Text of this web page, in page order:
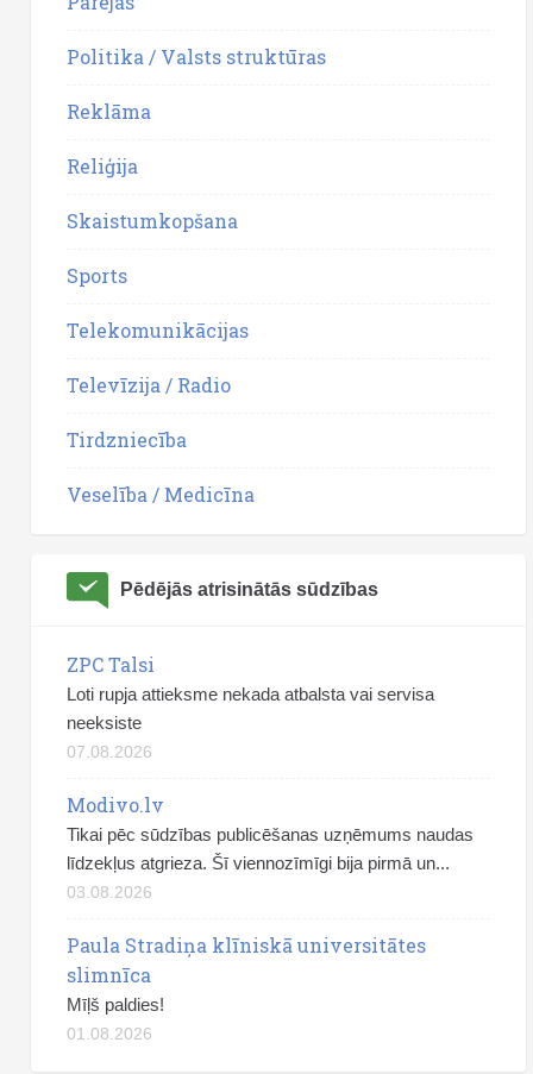
Politika / Valsts struktūras
Reklāma
Reliģija
Skaistumkopšana
Sports
Telekomunikācijas
Televīzija / Radio
Tirdzniecība
Veselība / Medicīna
Pēdējās atrisinātās sūdzības
ZPC Talsi
Loti rupja attieksme nekada atbalsta vai servisa
neeksiste
07.08.2026
Modivo.lv
Tikai pēc sūdzības publicēšanas uzņēmums naudas
līdzekļus atgrieza. Šī viennozīmīgi bija pirmā un...
03.08.2026
Paula Stradiņa klīniskā universitātes
slimnīca
Mīļš paldies!
01.08.2026